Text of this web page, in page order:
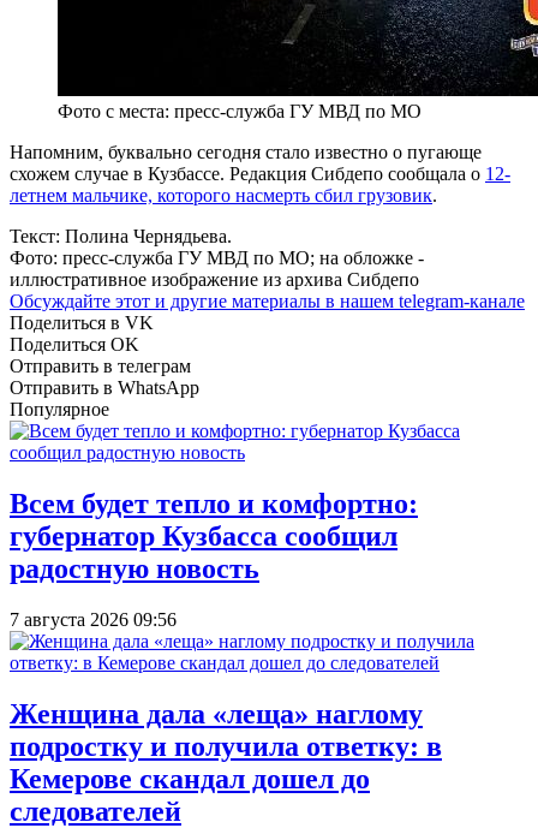
Фото с места: пресс-служба ГУ МВД по МО
Напомним, буквально сегодня стало известно о пугающе
схожем случае в Кузбассе. Редакция Сибдепо сообщала о 12-
летнем мальчике, которого насмерть сбил грузовик.
Текст: Полина Чернядьева.
Фото: пресс-служба ГУ МВД по МО; на обложке -
иллюстративное изображение из архива Сибдепо
Обсуждайте этот и другие материалы в нашем telegram-канале
Поделиться в VK
Поделиться OK
Отправить в телеграм
Отправить в WhatsApp
Популярное
Всем будет тепло и комфортно:
губернатор Кузбасса сообщил
радостную новость
7 августа 2026 09:56
Женщина дала «леща» наглому
подростку и получила ответку: в
Кемерове скандал дошел до
следователей